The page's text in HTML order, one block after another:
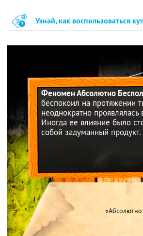
Узнай, как воспользоваться
Феномен Абсолютно
беспокоил на протяжении
неоднократно проявлялась
Иногда ее влияние было
собой задуманный продукт.
«Абсолютно